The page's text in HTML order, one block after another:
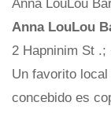
Anna LouLou
Anna LouLou
2 Hapninim St .;
Un favorito
concebido es